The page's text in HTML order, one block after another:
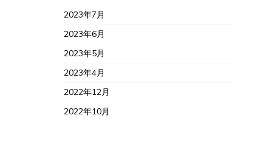
2023年7月
2023年6月
2023年5月
2023年4月
2022年12月
2022年10月